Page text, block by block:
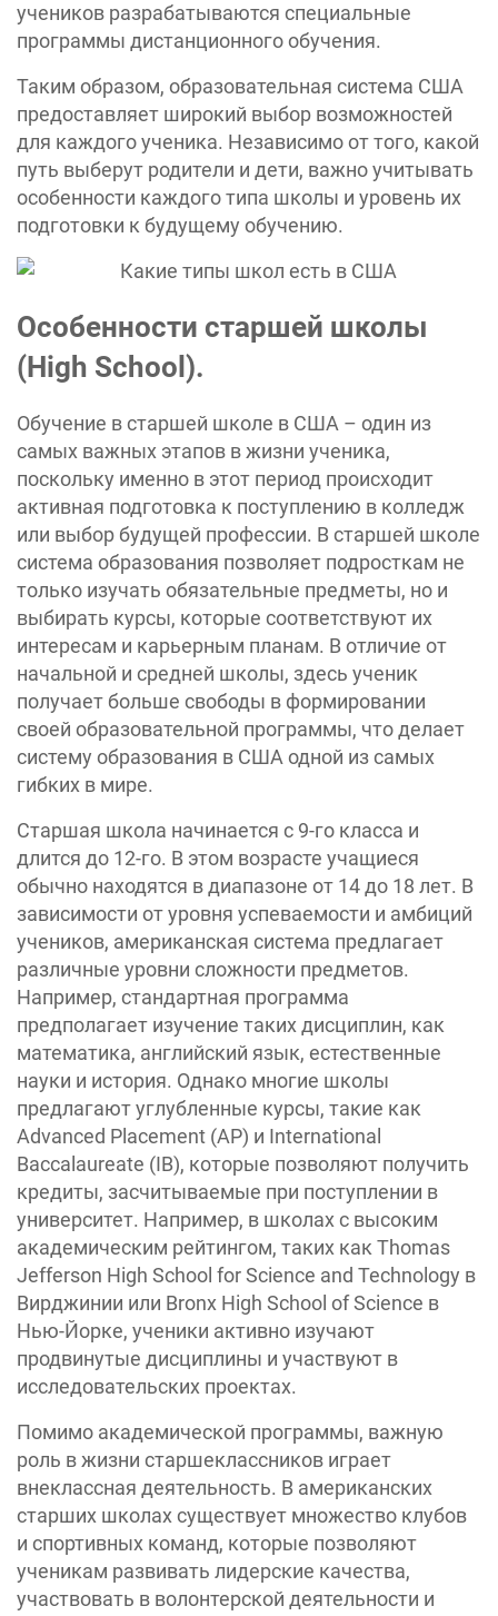
учеников разрабатываются специальные
программы дистанционного обучения.
Таким образом, образовательная система США
предоставляет широкий выбор возможностей
для каждого ученика. Независимо от того, какой
путь выберут родители и дети, важно учитывать
особенности каждого типа школы и уровень их
подготовки к будущему обучению.
Особенности старшей школы
(High School).
Обучение в старшей школе в США – один из
самых важных этапов в жизни ученика,
поскольку именно в этот период происходит
активная подготовка к поступлению в колледж
или выбор будущей профессии. В старшей школе
система образования позволяет подросткам не
только изучать обязательные предметы, но и
выбирать курсы, которые соответствуют их
интересам и карьерным планам. В отличие от
начальной и средней школы, здесь ученик
получает больше свободы в формировании
своей образовательной программы, что делает
систему образования в США одной из самых
гибких в мире.
Старшая школа начинается с 9-го класса и
длится до 12-го. В этом возрасте учащиеся
обычно находятся в диапазоне от 14 до 18 лет. В
зависимости от уровня успеваемости и амбиций
учеников, американская система предлагает
различные уровни сложности предметов.
Например, стандартная программа
предполагает изучение таких дисциплин, как
математика, английский язык, естественные
науки и история. Однако многие школы
предлагают углубленные курсы, такие как
Advanced Placement (AP) и International
Baccalaureate (IB), которые позволяют получить
кредиты, засчитываемые при поступлении в
университет. Например, в школах с высоким
академическим рейтингом, таких как Thomas
Jefferson High School for Science and Technology в
Вирджинии или Bronx High School of Science в
Нью-Йорке, ученики активно изучают
продвинутые дисциплины и участвуют в
исследовательских проектах.
Помимо академической программы, важную
роль в жизни старшеклассников играет
внеклассная деятельность. В американских
старших школах существует множество клубов
и спортивных команд, которые позволяют
ученикам развивать лидерские качества,
участвовать в волонтерской деятельности и